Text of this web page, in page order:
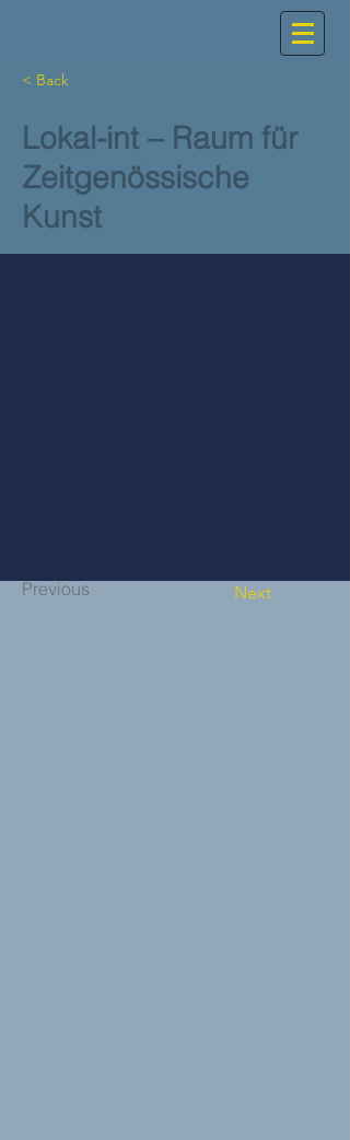
< Back
Lokal-int – Raum für
Zeitgenössische
Kunst
Previous Next